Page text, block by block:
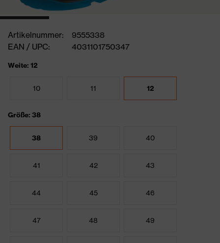
Artikelnummer:
9555338
EAN / UPC:
4031101750347
Weite: 12
10 11 12
Größe: 38
38 39 40
41 42 43
44 45 46
47 48 49